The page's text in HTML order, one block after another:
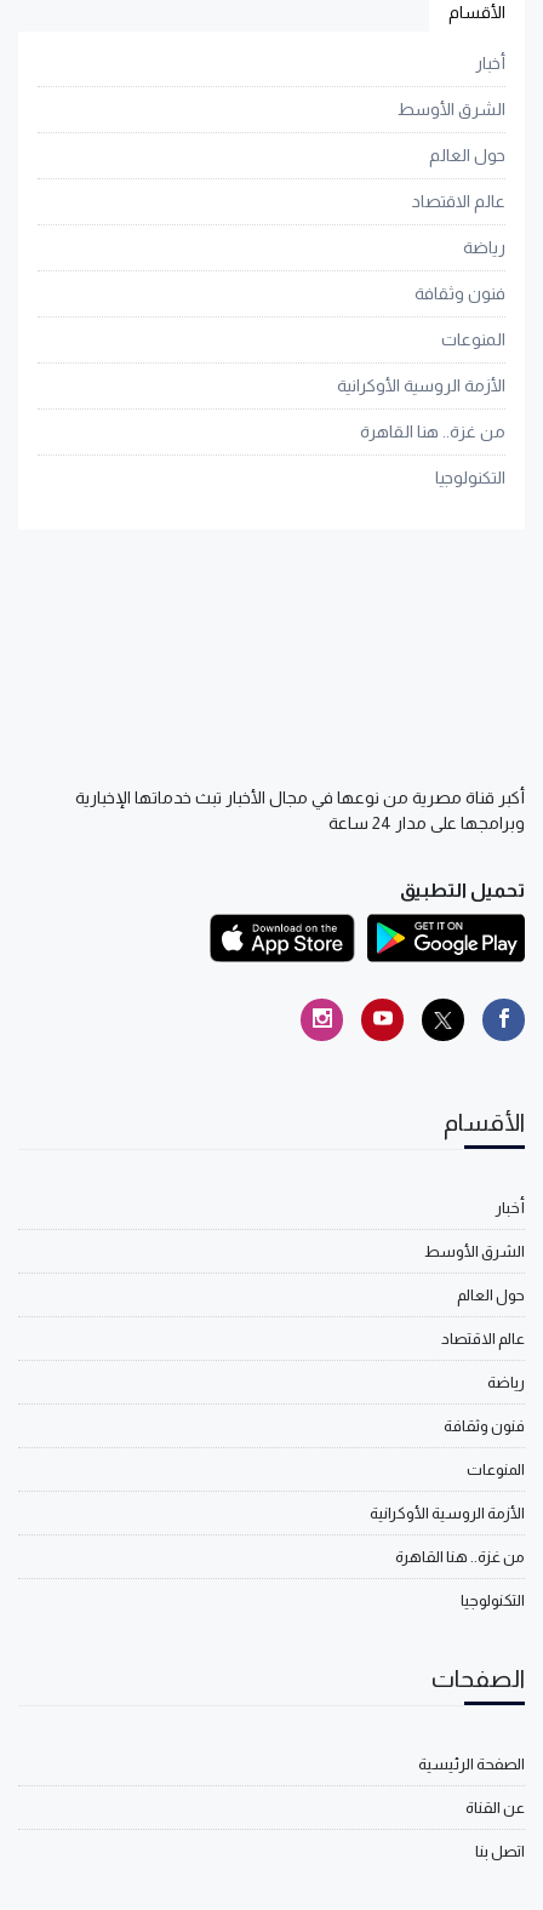
الأقسام
أخبار
الشرق الأوسط
حول العالم
عالم الاقتصاد
رياضة
فنون وثقافة
المنوعات
الأزمة الروسية الأوكرانية
من غزة.. هنا القاهرة
التكنولوجيا
أكبر قناة مصرية من نوعها في مجال الأخبار تبث خدماتها الإخبارية
وبرامجها على مدار 24 ساعة
تحميل التطبيق
الأقسام
أخبار
الشرق الأوسط
حول العالم
عالم الاقتصاد
رياضة
فنون وثقافة
المنوعات
الأزمة الروسية الأوكرانية
من غزة.. هنا القاهرة
التكنولوجيا
الصفحات
الصفحة الرئيسية
عن القناة
اتصل بنا